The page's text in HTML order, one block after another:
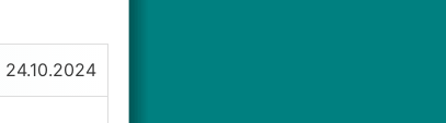
24.10.2024